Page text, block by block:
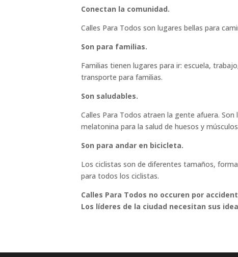
Conectan la comunidad.
Calles Para Todos son lugares bellas para
Son para familias.
Familias tienen lugares para ir: escuela,
transporte para familias.
Son saludables.
Calles Para Todos atraen la gente afuera.
melatonina para la salud de huesos y
Son para andar en bicicleta.
Los ciclistas son de diferentes tamaños,
para todos los ciclistas.
Calles Para Todos no occuren por
Los líderes de la ciudad necesitan sus